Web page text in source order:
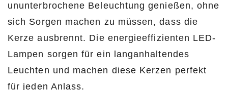
ununterbrochene Beleuchtung genießen, ohne
sich Sorgen machen zu müssen, dass die
Kerze ausbrennt. Die energieeffizienten LED-
Lampen sorgen für ein langanhaltendes
Leuchten und machen diese Kerzen perfekt
für jeden Anlass.